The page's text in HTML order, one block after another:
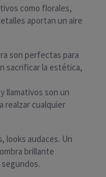
como florales,
aportan un aire
son perfectas para
sacrificar la estética,
llamativos son un
realzar cualquier
looks audaces. Un
brillante